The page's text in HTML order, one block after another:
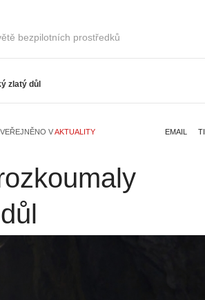
bezpilotních prostředků
zlatý důl
VAKTUALITY EMAIL